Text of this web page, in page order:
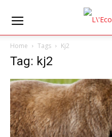
Home Tags Kj2
Tag: kj2